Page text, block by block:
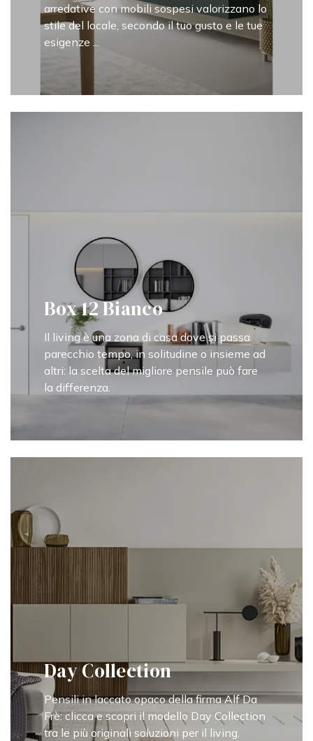
arredative con mobili sospesi valorizzano lo
stile del locale, secondo il tuo gusto e le tue
esigenze ...
Box 12 Bianco
Il living è una zona di casa dove si passa
parecchio tempo, in solitudine o insieme ad
altri: la scelta del migliore pensile può fare
la differenza.
Day Collection
Pensili in laccato opaco della firma Alf Da
Frè: clicca e scopri il modello Day Collection
tra le più originali soluzioni per il living.